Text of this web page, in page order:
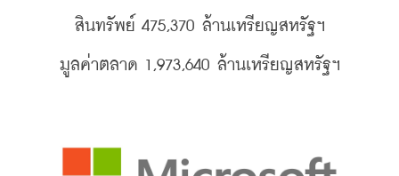
สินทรัพย์ 475,370 ล้านเหรียญสหรัฐฯ
มูลค่าตลาด 1,973,640 ล้านเหรียญสหรัฐฯ